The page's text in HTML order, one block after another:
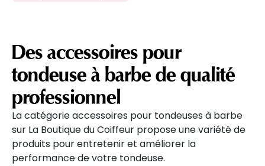
Des accessoires pour
tondeuse à barbe de qualité
professionnel
La catégorie accessoires pour tondeuses à barbe
sur La Boutique du Coiffeur propose une variété de
produits pour entretenir et améliorer la
performance de votre tondeuse.